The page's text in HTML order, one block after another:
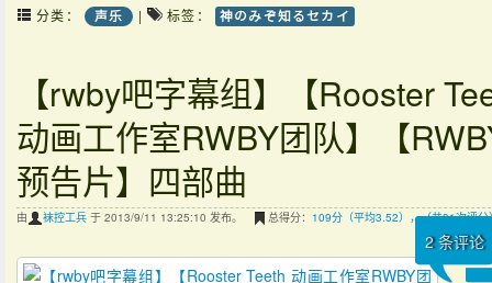
分类： 声乐 | 标签： 神のみぞ知るセカイ
【rwby吧字幕组】【Rooster
动画工作室RWBY团队】【
预告片】四部曲
由 袜控工兵 于 2013/9/11 13:25:10 发布。 总得分： 109分（平均3.52），（共31次评分
2条评论